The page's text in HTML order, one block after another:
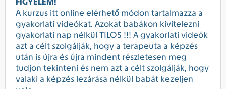
A kurzus itt online elérhető módon tartalmazza a
gyakorlati videókat. Azokat babákon kivitelezni
gyakorlati nap nélkül TILOS !!! A gyakorlati videók
azt a célt szolgálják, hogy a terapeuta a képzés
után is újra és újra mindent részletesen meg
tudjon tekinteni és nem azt a célt szolgálják, hogy
valaki a képzés lezárása nélkül babát kezeljen